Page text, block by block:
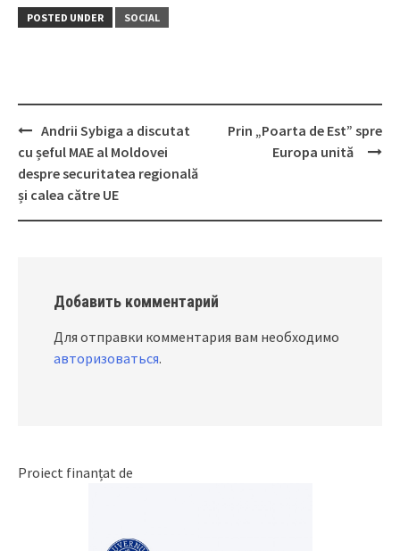
POSTED UNDER SOCIAL
Post
navigation
Andrii Sybiga a discutat
cu șeful MAE al Moldovei
despre securitatea regională
și calea către UE
Prin „Poarta de Est” spre
Europa unită
Добавить комментарий
Для отправки комментария вам необходимо
авторизоваться.
Proiect finanțat de